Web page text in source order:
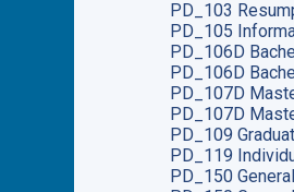
PD_103
PD_105
PD_106D
PD_106D
PD_107D
PD_107D
PD_109
PD_119
PD_150